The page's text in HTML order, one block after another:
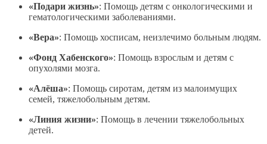
«Подари жизнь»: Помощь детям с онкологическими и
гематологическими заболеваниями.
«Вера»: Помощь хосписам, неизлечимо больным людям.
«Фонд Хабенского»: Помощь взрослым и детям с
опухолями мозга.
«Алёша»: Помощь сиротам, детям из малоимущих
семей, тяжелобольным детям.
«Линия жизни»: Помощь в лечении тяжелобольных
детей.